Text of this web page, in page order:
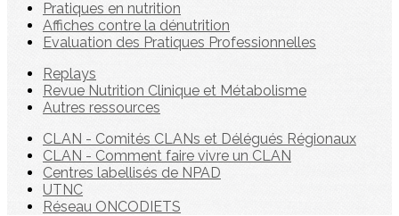
Pratiques en nutrition
Affiches contre la dénutrition
Evaluation des Pratiques Professionnelles
Replays
Revue Nutrition Clinique et Métabolisme
Autres ressources
CLAN - Comités CLANs et Délégués Régionaux
CLAN - Comment faire vivre un CLAN
Centres labellisés de NPAD
UTNC
Réseau ONCODIETS